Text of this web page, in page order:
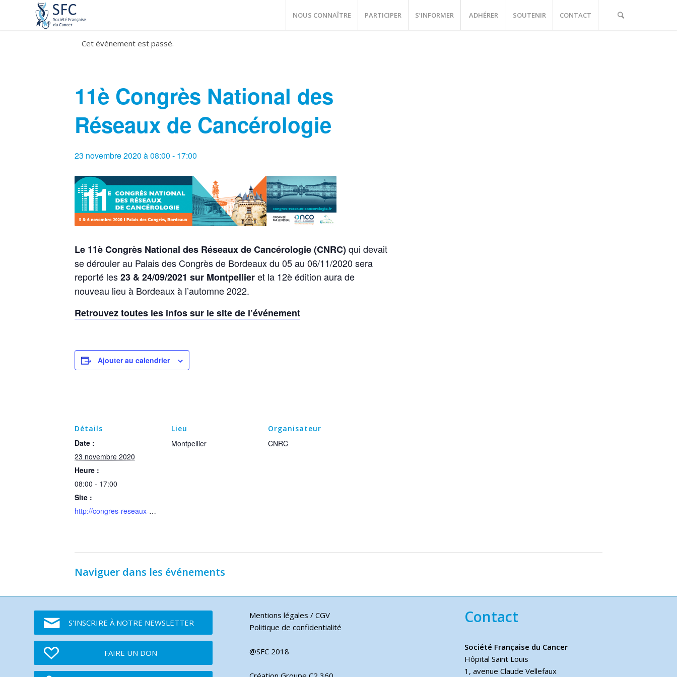
NOUS CONNAÎTRE PARTICIPER S’INFORMER ADHÉRER SOUTENIR CONTACT
Cet événement est passé.
11è Congrès National des
Réseaux de Cancérologie
23 novembre 2020 à 08:00 - 17:00
Le 11è Congrès National des Réseaux de Cancérologie (CNRC)qui devait
se dérouler au Palais des Congrès de Bordeaux du 05 au 06/11/2020 sera
reporté les23 & 24/09/2021 sur Montpellieret la 12è édition aura de
nouveau lieu à Bordeaux à l’automne 2022.
Retrouvez toutes les infos sur le site de l’événement
Ajouter au calendrier
Détails
Date :
23 novembre 2020
Heure :
08:00 - 17:00
Site :
http://congres-reseaux-cancerologie.fr/
Lieu
Montpellier
Organisateur
CNRC
Naviguer dans les événements
S'INSCRIRE À NOTRE NEWSLETTER
FAIRE UN DON
Mentions légales / CGV
Politique de confidentialité
@SFC 2018
Contact
Société Française du Cancer
Hôpital Saint Louis
1, avenue Claude Vellefaux